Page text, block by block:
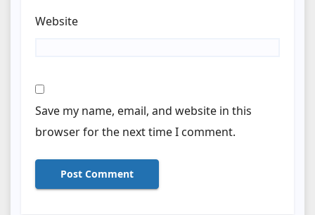
Website
Save my name, email, and website in this
browser for the next time I comment.